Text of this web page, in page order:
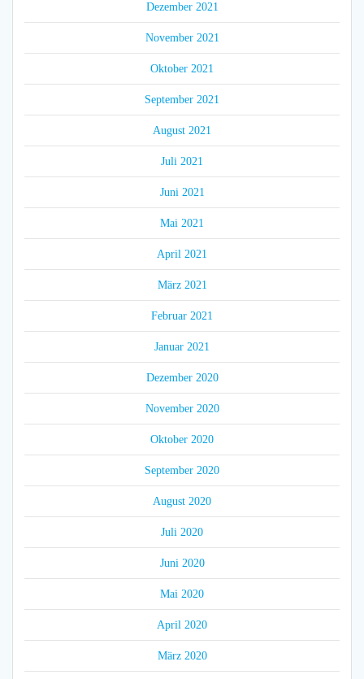
Dezember 2021
November 2021
Oktober 2021
September 2021
August 2021
Juli 2021
Juni 2021
Mai 2021
April 2021
März 2021
Februar 2021
Januar 2021
Dezember 2020
November 2020
Oktober 2020
September 2020
August 2020
Juli 2020
Juni 2020
Mai 2020
April 2020
März 2020